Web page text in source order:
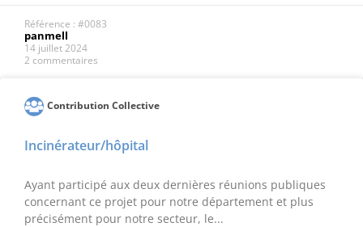
Référence : #0083
panmell
14 juillet 2024
2 commentaires
Contribution Collective
Incinérateur/hôpital
Ayant participé aux deux dernières réunions publiques
concernant ce projet pour notre département et plus
précisément pour notre secteur, le...